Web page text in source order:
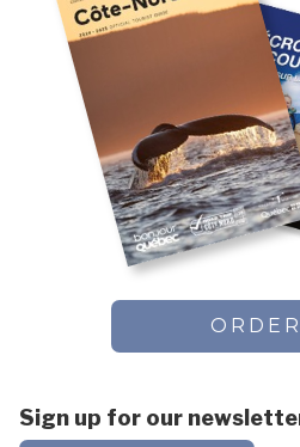
ORDER
Sign up for our